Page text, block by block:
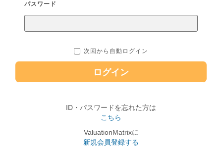
パスワード
次回から自動ログイン
ログイン
ID・パスワードを忘れた方は
こちら
ValuationMatrixに
新規会員登録する